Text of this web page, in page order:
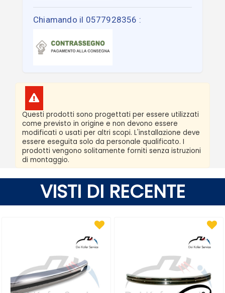
Chiamando il 0577928356 :
Questi prodotti sono progettati per essere utilizzati
come previsto in origine e non devono essere
modificati o usati per altri scopi. L'installazione deve
essere eseguita solo da personale qualificato. I
prodotti vengono solitamente forniti senza istruzioni
di montaggio.
VISTI DI RECENTE